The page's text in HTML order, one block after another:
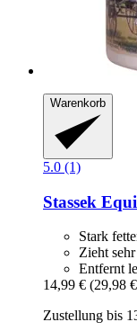
Warenkorb
5.0 (1)
Stassek
Stark
Zieht
Entfernt
14,99 € (29,98
Zustellung bis